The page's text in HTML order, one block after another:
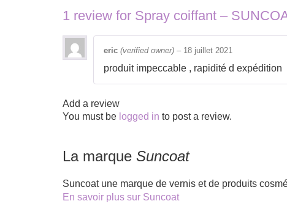
1 review for Spray coiffant –
eric (verified owner) – 18 juillet 2021
produit impeccable , rapidité d expédition
Add a review
You must be logged in to post a review.
La marque Suncoat
Suncoat une marque de vernis et de produits
En savoir plus sur Suncoat